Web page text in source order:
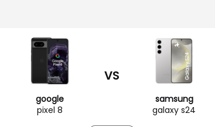
google
pixel 8
VS
samsung
galaxy s24